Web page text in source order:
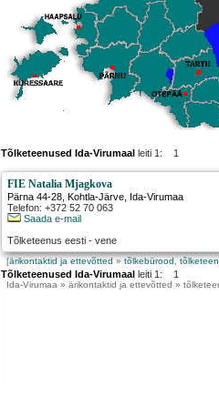
Tõlketeenused Ida-Virumaal leiti 1: 1
FIE Natalia Mjagkova
Pärna 44-28 Kohtla-Järve , Ida-Virumaa
Telefon: +372 52 70 063
Saada e-mail
Tõlketeenus eesti - vene
[ärikontaktid ja ettevõtted»tõlkebürood,
Tõlketeenused Ida-Virumaal leiti 1: 1
Ida-Virumaa » ärikontaktid ja ettevõtted »